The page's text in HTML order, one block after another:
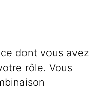
dont vous avez
rôle. Vous